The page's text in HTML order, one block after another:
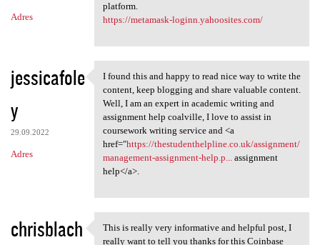
Adres
platform.
https://metamask-loginn.yahoosites.com/
jessicafole
y
29.09.2022
Adres
I found this and happy to
I found this and happy to read nice way to write the
content, keep blogging and share valuable content.
Well, I am an expert in academic writing and
assignment help coalville, I love to assist in
coursework writing service and <a
href="https://thestudenthelpline.co.uk/assignment/
management-assignment-help.p...assignment
help</a>.
chrisblach
This is really very
This is really very informative and helpful post, I
really want to tell you thanks for this Coinbase